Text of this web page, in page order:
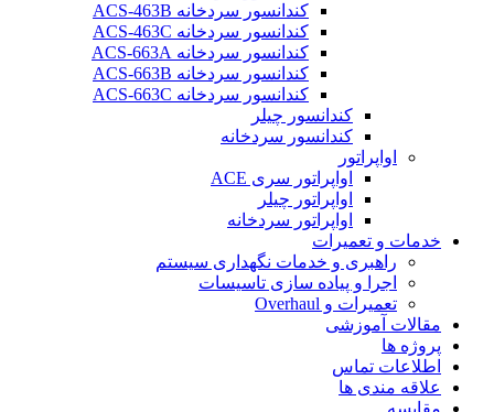
کندانسور سردخانه ACS-463B
کندانسور سردخانه ACS-463C
کندانسور سردخانه ACS-663A
کندانسور سردخانه ACS-663B
کندانسور سردخانه ACS-663C
کندانسور چیلر
کندانسور سردخانه
اواپراتور
اواپراتور سری ACE
اواپراتور چیلر
اواپراتور سردخانه
خدمات و تعمیرات
راهبری و خدمات نگهداری سیستم
اجرا و پیاده سازی تاسیسات
تعمیرات و Overhaul
مقالات آموزشی
پروژه ها
اطلاعات تماس
علاقه مندی ها
مقایسه